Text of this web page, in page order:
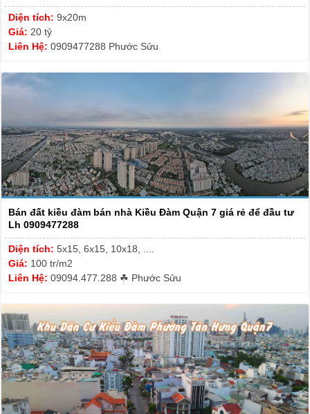
Diện tích: 9x20m
Giá: 20 tỷ
Liên Hệ: 0909477288 Phước Sửu
Bán đất kiều đàm bán nhà Kiều Đàm Quận 7 giá rẻ để đầu tư
Lh 0909477288
Diện tích: 5x15, 6x15, 10x18, ....
Giá: 100 tr/m2
Liên Hệ: 09094.477.288 ☘ Phước Sửu